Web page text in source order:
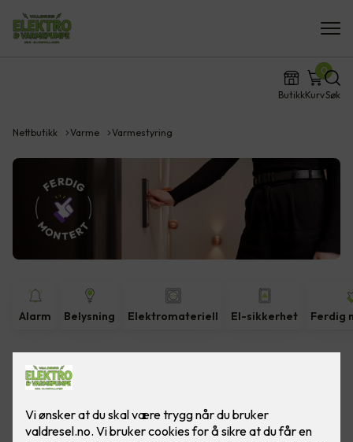
ButikkKurv
0
Søk
Nettbutikk Varme Varmestyring
Alarm Belysning Elektromateriell El-sikkerhet Ferdig
Vis flerefiltre